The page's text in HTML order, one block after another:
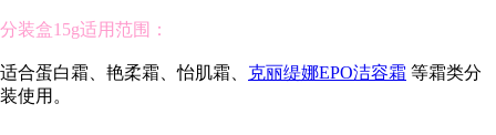
分装盒15g适用范围：
适合蛋白霜、艳柔霜、怡肌霜、 克丽缇娜EPO洁容霜 等霜类分
装使用。